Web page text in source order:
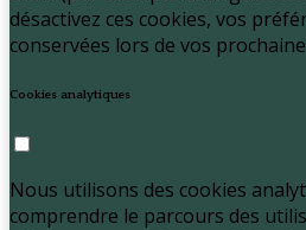
désactivez ces cookies, vos
conservées lors de vos
Cookies analytiques
Nous utilisons des cookies
comprendre le parcours des